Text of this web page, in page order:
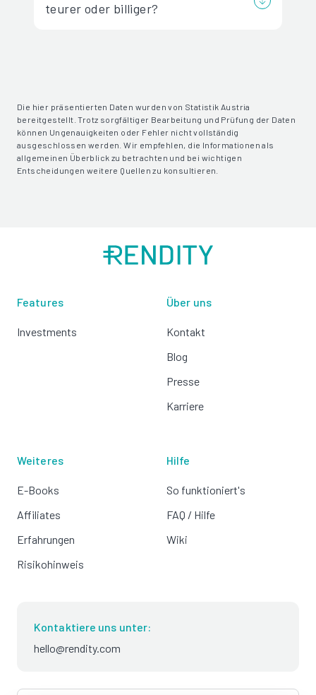
teurer oder billiger?
Die hier präsentierten Daten wurden von Statistik Austria
bereitgestellt. Trotz sorgfältiger Bearbeitung und Prüfung der Daten
können Ungenauigkeiten oder Fehler nicht vollständig
ausgeschlossen werden. Wir empfehlen, die Informationen als
allgemeinen Überblick zu betrachten und bei wichtigen
Entscheidungen weitere Quellen zu konsultieren.
Features
Investments
Über uns
Kontakt
Blog
Presse
Karriere
Weiteres
E-Books
Affiliates
Erfahrungen
Risikohinweis
Hilfe
So funktioniert's
FAQ / Hilfe
Wiki
Kontaktiere uns unter:
hello@rendity.com